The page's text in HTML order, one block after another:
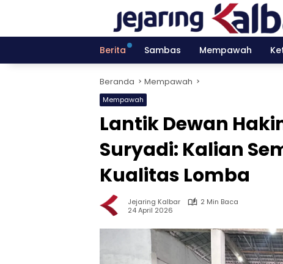
Berita Sambas Mempawah
Beranda Mempawah
Mempawah
Lantik Dewan
Suryadi: Kalian
Kualitas Lomba
Jejaring Kalbar
2 Min Baca
24 April 2026